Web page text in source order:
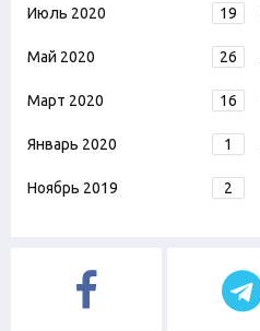
Июль 2020 19
Май 2020 26
Март 2020 16
Январь 2020 1
Ноябрь 2019 2